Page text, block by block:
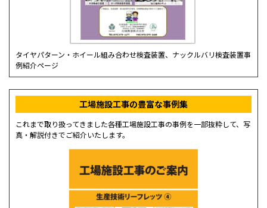
タイヤパターン・ホイール組み合わせ検査装置、ナックルバリ検査装置事
例紹介ページ
工場施設工事の豊富な事例集
これまで取り扱ってきました各種工場施設工事の事例を一部抜粋して、写
真・解説付きでご紹介いたします。